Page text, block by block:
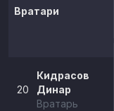
Вратари
20
Кидрасов
Динар
Вратарь